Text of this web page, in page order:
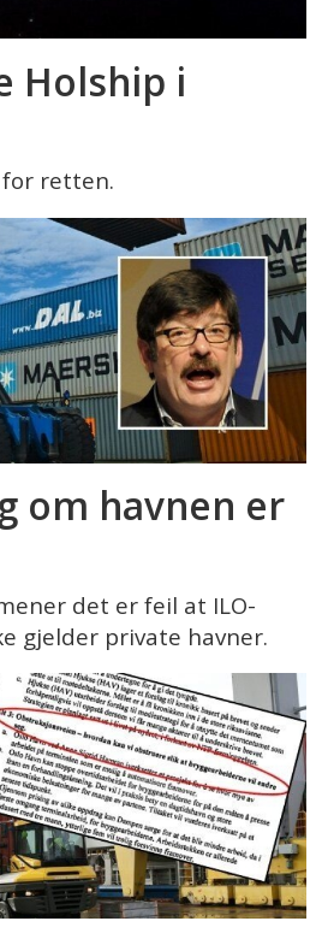
Holship i
retten.
om havnen er
det er feil at ILO-
gjelder private havner.